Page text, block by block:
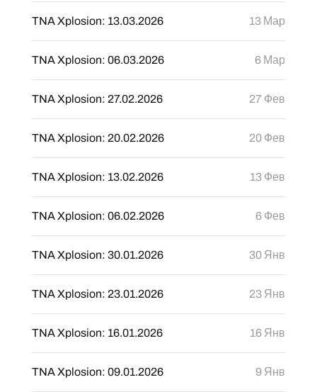
TNA Xplosion: 13.03.2026 13 Мар
TNA Xplosion: 06.03.2026 6 Мар
TNA Xplosion: 27.02.2026 27 Фев
TNA Xplosion: 20.02.2026 20 Фев
TNA Xplosion: 13.02.2026 13 Фев
TNA Xplosion: 06.02.2026 6 Фев
TNA Xplosion: 30.01.2026 30 Янв
TNA Xplosion: 23.01.2026 23 Янв
TNA Xplosion: 16.01.2026 16 Янв
TNA Xplosion: 09.01.2026 9 Янв